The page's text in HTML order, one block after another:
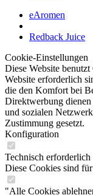
eAromen
Redback Juice
Cookie-Einstellungen
Diese Website
Website erforderlich
die den Komfort bei
Direktwerbung dienen
und sozialen
Zustimmung gesetzt.
Konfiguration
Technisch erforderlich
Diese Cookies sind
"Alle Cookies